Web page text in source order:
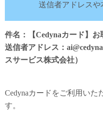
送信者アドレスや
件名：【Cedynaカード】お
送信者アドレス：
スサービス株式会社）
Cedynaカードをご利用いた
す。